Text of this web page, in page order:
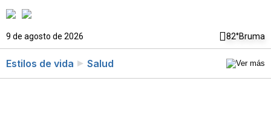
9 de agosto de 2026 82°Bruma
Estilos de vida Salud